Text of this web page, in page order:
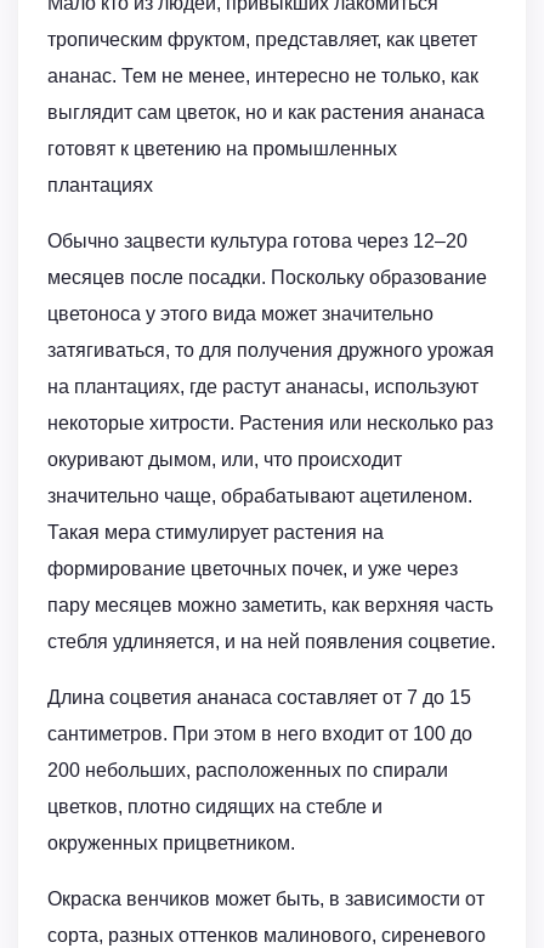
тропическим фруктом, представляет, как цветет
ананас. Тем не менее, интересно не только, как
выглядит сам цветок, но и как растения ананаса
готовят к цветению на промышленных
плантациях
Обычно зацвести культура готова через 12–20
месяцев после посадки. Поскольку образование
цветоноса у этого вида может значительно
затягиваться, то для получения дружного урожая
на плантациях, где растут ананасы, используют
некоторые хитрости. Растения или несколько раз
окуривают дымом, или, что происходит
значительно чаще, обрабатывают ацетиленом.
Такая мера стимулирует растения на
формирование цветочных почек, и уже через
пару месяцев можно заметить, как верхняя часть
стебля удлиняется, и на ней появления соцветие.
Длина соцветия ананаса составляет от 7 до 15
сантиметров. При этом в него входит от 100 до
200 небольших, расположенных по спирали
цветков, плотно сидящих на стебле и
окруженных прицветником.
Окраска венчиков может быть, в зависимости от
сорта, разных оттенков малинового, сиреневого